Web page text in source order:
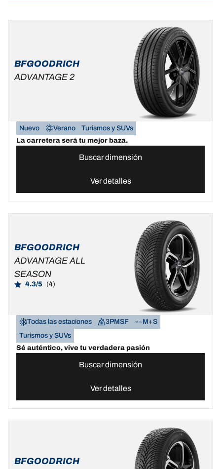
BFGOODRICH
ADVANTAGE 2
Nuevo Verano
Turismos y SUVs
La carretera será tu mejor baza.
Buscar dimensión
Ver detalles
BFGOODRICH
ADVANTAGE ALL
SEASON
4.3/5 (4)
Todas las estaciones 3PMSF
M+S
Turismos y SUVs
Sé auténtico, vive tu verdadera pasión
Buscar dimensión
Ver detalles
BFGOODRICH